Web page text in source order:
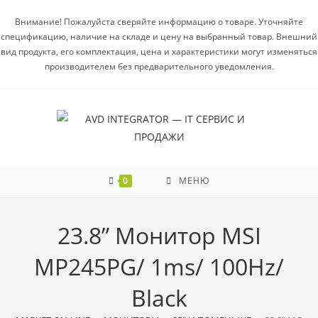
Внимание! Пожалуйста сверяйте информацию о товаре. Уточняйте
спецификацию, наличие на складе и цену на выбранный товар. Внешний
вид продукта, его комплектация, цена и характеристики могут изменяться
производителем без предварительного уведомления.
0 МЕНЮ
23.8” Монитор MSI
MP245PG/ 1ms/ 100Hz/
Black